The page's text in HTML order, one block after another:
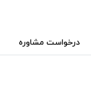
درخواست مشاوره